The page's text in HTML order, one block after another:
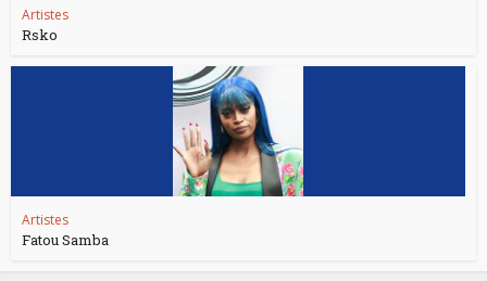
Artistes
Rsko
Artistes
Fatou Samba